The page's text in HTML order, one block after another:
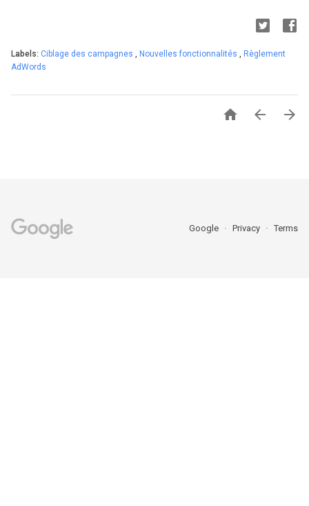
Labels: Ciblage des campagnes , Nouvelles fonctionnalités , Règlement
AdWords
  
Google Privacy Terms